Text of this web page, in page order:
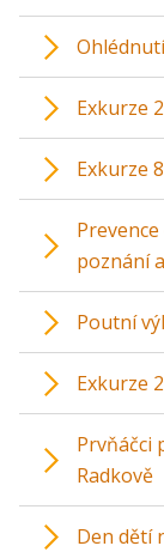
Exkurze
Exkurze
poznání
Poutní
Exkurze
Prvňáčci
Radkově
Den dětí